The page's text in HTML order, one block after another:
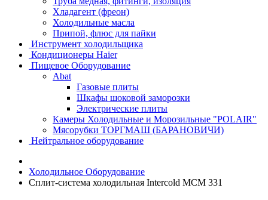
Хладагент (фреон)
Холодильные масла
Припой, флюс для пайки
Инструмент холодильщика
Кондиционеры Haier
Пищевое Оборудование
Abat
Газовые плиты
Шкафы шоковой заморозки
Электрические плиты
Камеры Холодильные и Морозильные "POLAIR"
Мясорубки ТОРГМАШ (БАРАНОВИЧИ)
Нейтральное оборудование
Холодильное Оборудование
Сплит-система холодильная Intercold MCM 331